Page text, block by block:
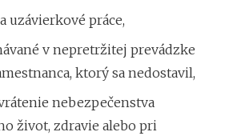
uzávierkové práce,
v nepretržitej prevádzke
ktorý sa nedostavil,
nebezpečenstva
život, zdravie alebo pri